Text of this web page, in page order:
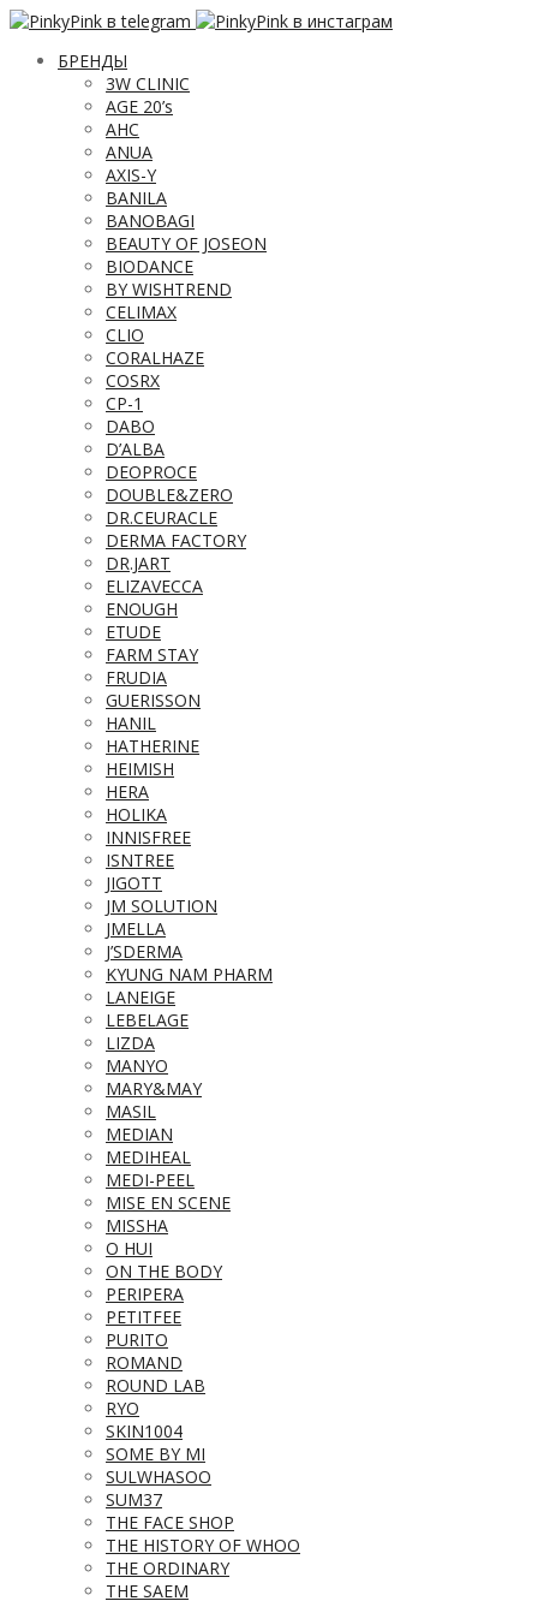
БРЕНДЫ
3W CLINIC
AGE 20’s
AHC
ANUA
AXIS-Y
BANILA
BANOBAGI
BEAUTY OF JOSEON
BIODANCE
BY WISHTREND
CELIMAX
CLIO
CORALHAZE
COSRX
CP-1
DABO
D’ALBA
DEOPROCE
DOUBLE&ZERO
DR.CEURACLE
DERMA FACTORY
DR.JART
ELIZAVECCA
ENOUGH
ETUDE
FARM STAY
FRUDIA
GUERISSON
HANIL
HATHERINE
HEIMISH
HERA
HOLIKA
INNISFREE
ISNTREE
JIGOTT
JM SOLUTION
JMELLA
J’SDERMA
KYUNG NAM PHARM
LANEIGE
LEBELAGE
LIZDA
MANYO
MARY&MAY
MASIL
MEDIAN
MEDIHEAL
MEDI-PEEL
MISE EN SCENE
MISSHA
O HUI
ON THE BODY
PERIPERA
PETITFEE
PURITO
ROMAND
ROUND LAB
RYO
SKIN1004
SOME BY MI
SULWHASOO
SUM37
THE FACE SHOP
THE HISTORY OF WHOO
THE ORDINARY
THE SAEM